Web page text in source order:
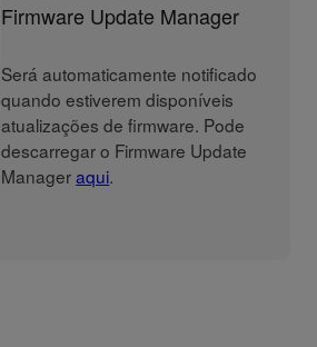
Firmware Update Manager
Será automaticamente notificado
quando estiverem disponíveis
atualizações de firmware. Pode
descarregar o Firmware Update
Manageraqui.